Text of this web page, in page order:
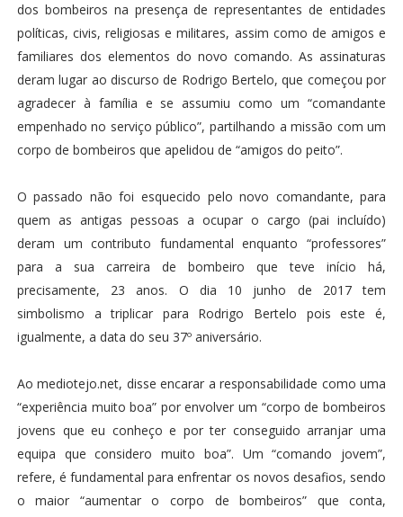
dos bombeiros na presença de representantes de entidades
políticas, civis, religiosas e militares, assim como de amigos e
familiares dos elementos do novo comando. As assinaturas
deram lugar ao discurso de Rodrigo Bertelo, que começou por
agradecer à família e se assumiu como um “comandante
empenhado no serviço público”, partilhando a missão com um
corpo de bombeiros que apelidou de “amigos do peito”.
O passado não foi esquecido pelo novo comandante, para
quem as antigas pessoas a ocupar o cargo (pai incluído)
deram um contributo fundamental enquanto “professores”
para a sua carreira de bombeiro que teve início há,
precisamente, 23 anos. O dia 10 junho de 2017 tem
simbolismo a triplicar para Rodrigo Bertelo pois este é,
igualmente, a data do seu 37º aniversário.
Ao mediotejo.net, disse encarar a responsabilidade como uma
“experiência muito boa” por envolver um “corpo de bombeiros
jovens que eu conheço e por ter conseguido arranjar uma
equipa que considero muito boa”. Um “comando jovem”,
refere, é fundamental para enfrentar os novos desafios, sendo
o maior “aumentar o corpo de bombeiros” que conta,